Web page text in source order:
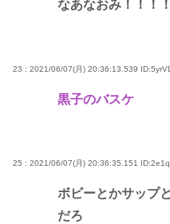
なあなおみ！！！
23 : 2021/06/07(月) 20:36:13.539
黒子のバスケ
25 : 2021/06/07(月) 20:36:35.151
ボビーとかサップ
だろ